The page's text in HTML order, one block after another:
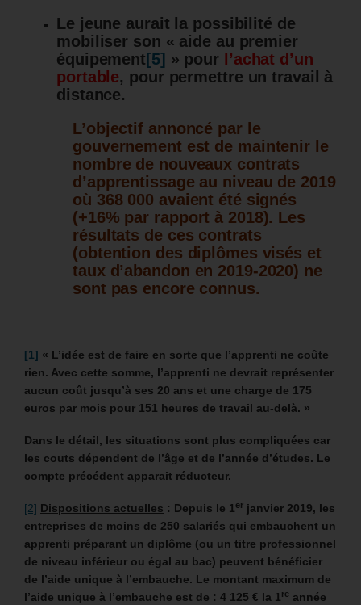
Le jeune aurait la possibilité de
mobiliser son « aide au premier
équipement [5] » pour
l’achat d’un
portable, pour permettre un travail à
distance.
L’objectif annoncé par le
gouvernement est de maintenir le
nombre de nouveaux contrats
d’apprentissage au niveau de 2019
où 368 000 avaient été signés
(+16% par rapport à 2018). Les
résultats de ces contrats
(obtention des diplômes visés et
taux d’abandon en 2019-2020) ne
sont pas encore connus.
[1] « L’idée est de faire en sorte que l’apprenti ne coûte
rien. Avec cette somme, l’apprenti ne devrait représenter
aucun coût jusqu’à ses 20 ans et une charge de 175
euros par mois pour 151 heures de travail au-delà. »
Dans le détail, les situations sont plus compliquées car
les couts dépendent de l’âge et de l’année d’études. Le
compte précédent apparait réducteur.
[2] Dispositions actuelles : Depuis le 1 er janvier 2019, les
entreprises de moins de 250 salariés qui embauchent un
apprenti préparant un diplôme (ou un titre professionnel
de niveau inférieur ou égal au bac) peuvent bénéficier
de l’aide unique à l’embauche. Le montant maximum de
l’aide unique à l’embauche est de : 4 125 € la 1 re année